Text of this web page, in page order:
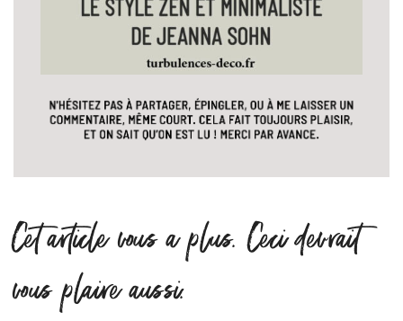
Cet article vous a plus. Ceci devrait
vous plaire aussi.